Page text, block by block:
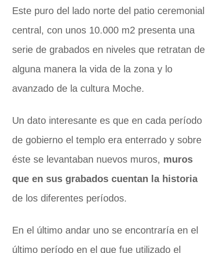
Este puro del lado norte del patio ceremonial
central, con unos 10.000 m2 presenta una
serie de grabados en niveles que retratan de
alguna manera la vida de la zona y lo
avanzado de la cultura Moche.
Un dato interesante es que en cada período
de gobierno el templo era enterrado y sobre
éste se levantaban nuevos muros, muros
que en sus grabados cuentan la historia
de los diferentes períodos.
En el último andar uno se encontraría en el
último período en el que fue utilizado el